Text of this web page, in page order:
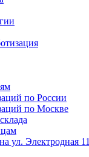
по России
по Москве
ул. Электродная 11